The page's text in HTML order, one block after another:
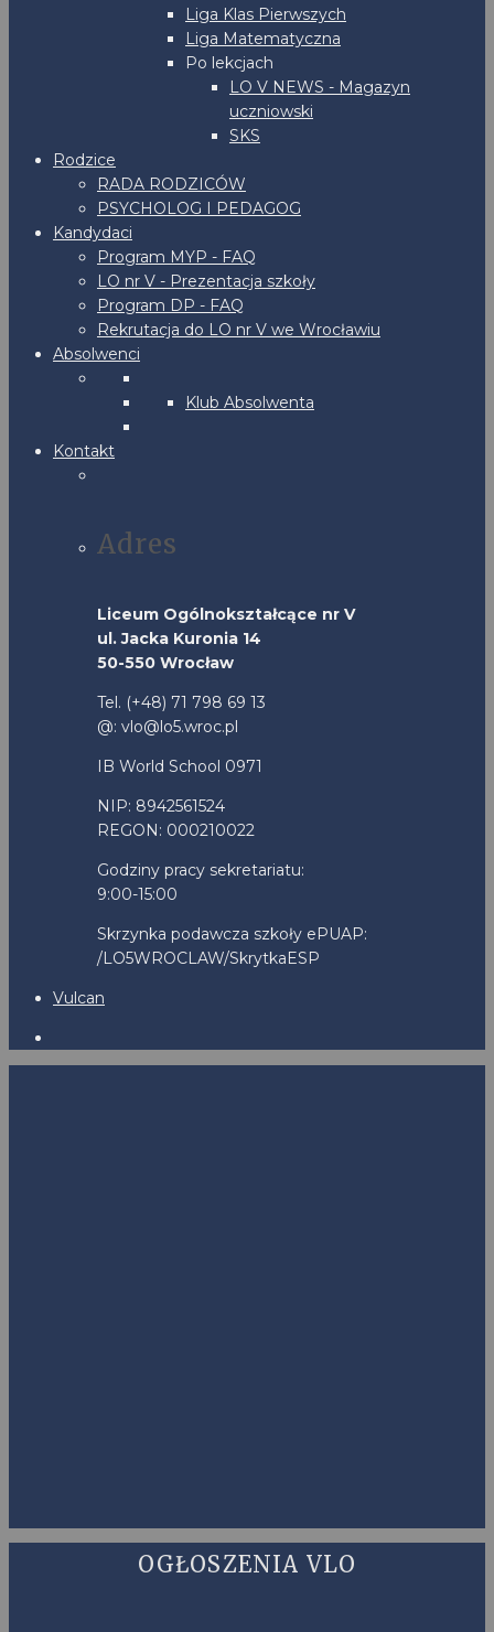
Liga Klas Pierwszych
Liga Matematyczna
Po lekcjach
LO V NEWS - Magazyn
uczniowski
SKS
Rodzice
RADA RODZICÓW
PSYCHOLOG I PEDAGOG
Kandydaci
Program MYP - FAQ
LO nr V - Prezentacja szkoły
Program DP - FAQ
Rekrutacja do LO nr V we Wrocławiu
Absolwenci
Klub Absolwenta
Kontakt
Adres
Liceum Ogólnokształcące nr V
ul. Jacka Kuronia 14
50-550 Wrocław
Tel. (+48) 71 798 69 13
@: vlo@lo5.wroc.pl
IB World School 0971
NIP: 8942561524
REGON: 000210022
Godziny pracy sekretariatu:
9:00-15:00
Skrzynka podawcza szkoły ePUAP:
/LO5WROCLAW/SkrytkaESP
Vulcan
OGŁOSZENIA VLO